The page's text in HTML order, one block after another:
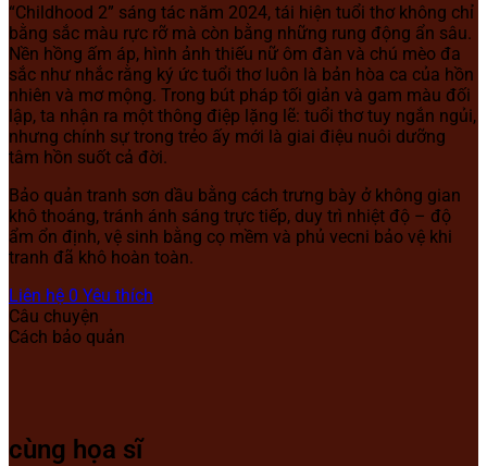
“Childhood 2” sáng tác năm 2024, tái hiện tuổi thơ không chỉ
bằng sắc màu rực rỡ mà còn bằng những rung động ẩn sâu.
Nền hồng ấm áp, hình ảnh thiếu nữ ôm đàn và chú mèo đa
sắc như nhắc rằng ký ức tuổi thơ luôn là bản hòa ca của hồn
nhiên và mơ mộng. Trong bút pháp tối giản và gam màu đối
lập, ta nhận ra một thông điệp lặng lẽ: tuổi thơ tuy ngắn ngủi,
nhưng chính sự trong trẻo ấy mới là giai điệu nuôi dưỡng
tâm hồn suốt cả đời.
Bảo quản tranh sơn dầu bằng cách trưng bày ở không gian
khô thoáng, tránh ánh sáng trực tiếp, duy trì nhiệt độ – độ
ẩm ổn định, vệ sinh bằng cọ mềm và phủ vecni bảo vệ khi
tranh đã khô hoàn toàn.
Liên hệ 0 Yêu thích
Câu chuyện
Cách bảo quản
cùng họa sĩ